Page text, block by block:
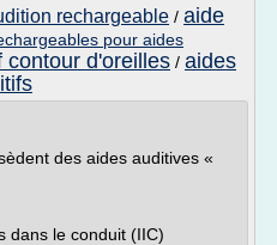
rechargeable / aide
pour aides
contour d'oreilles / aides
des aides auditives «
dans le conduit (IIC)